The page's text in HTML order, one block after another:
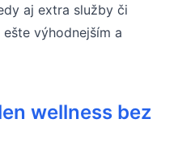
aj extra služby či
výhodnejším a
wellness bez